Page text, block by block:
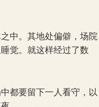
中。其地处偏僻，场院
觉。就这样经过了数
都要留下一人看守，以